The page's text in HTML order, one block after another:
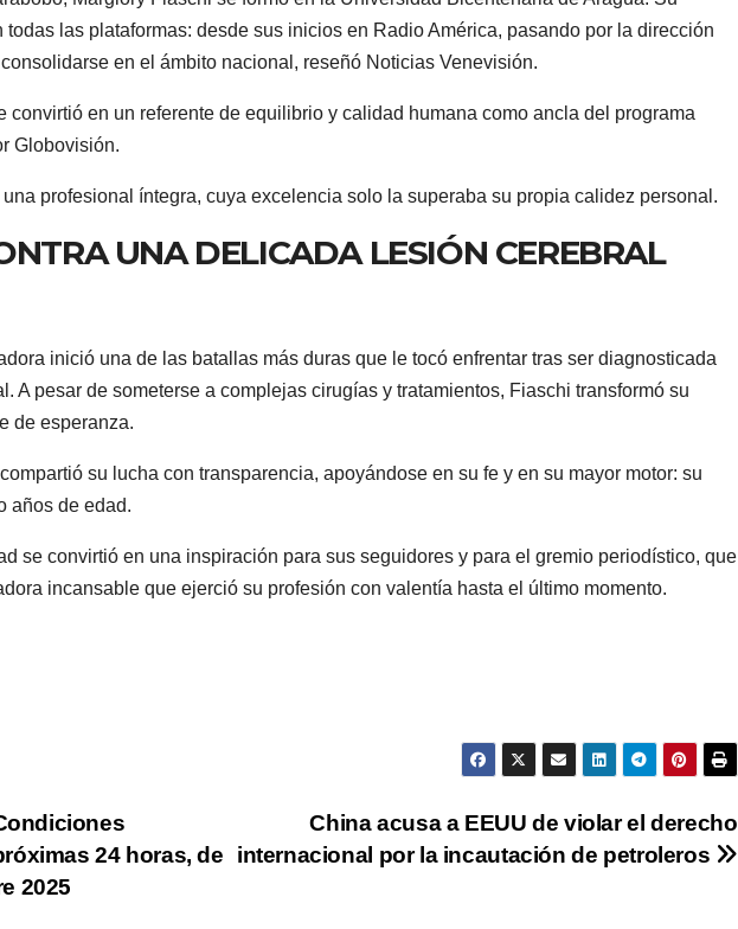
las plataformas: desde sus inicios en Radio América, pasando por la dirección
en el ámbito nacional, reseñó Noticias Venevisión.
convirtió en un referente de equilibrio y calidad humana como ancla del programa
Globovisión.
profesional íntegra, cuya excelencia solo la superaba su propia calidez personal.
UNA DELICADA LESIÓN CEREBRAL
inició una de las batallas más duras que le tocó enfrentar tras ser diagnosticada
A pesar de someterse a complejas cirugías y tratamientos, Fiaschi transformó su
de esperanza.
su lucha con transparencia, apoyándose en su fe y en su mayor motor: su
años de edad.
se convirtió en una inspiración para sus seguidores y para el gremio periodístico, que
incansable que ejerció su profesión con valentía hasta el último momento.
China acusa a EEUU de violar el derecho
internacional por la incautación de petroleros
24 horas, de
2025